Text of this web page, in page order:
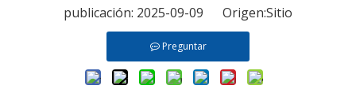
publicación: 2025-09-09 Origen:Sitio
Preguntar